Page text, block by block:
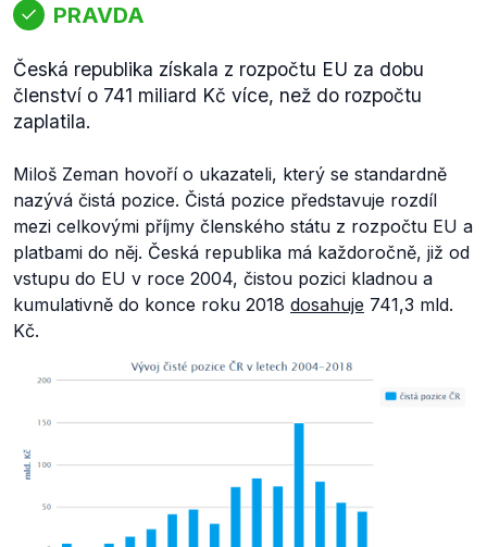
PRAVDA
Česká republika získala z rozpočtu EU za dobu
členství o 741 miliard Kč více, než do rozpočtu
zaplatila.
Miloš Zeman hovoří o ukazateli, který se standardně
nazývá čistá pozice. Čistá pozice představuje rozdíl
mezi celkovými příjmy členského státu z rozpočtu EU a
platbami do něj. Česká republika má každoročně, již od
vstupu do EU v roce 2004, čistou pozici kladnou a
kumulativně do konce roku 2018 dosahuje 741,3 mld.
Kč.